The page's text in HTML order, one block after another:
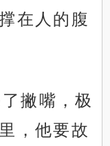
在人的腹
撇嘴，极
，他要故